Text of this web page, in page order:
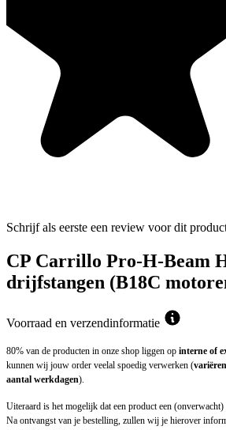
Schrijf als eerste een review voor dit
CP Carrillo Pro-H-Beam
drijfstangen (B18C
Voorraad en verzendinformatie
80% van de producten in onze shop liggen op interne of
kunnen wij jouw order veelal spoedig verwerken (
aantal werkdagen).
Uiteraard is het mogelijk dat een product een
Na ontvangst van je bestelling, zullen wij je hierover